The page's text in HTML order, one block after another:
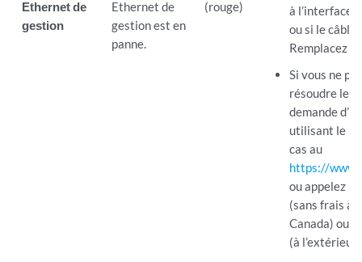
Ethernet de
gestion
Ethernet de
gestion est en
panne.
(rouge)
à l’interface
ou si le câble
Remplacez
Si vous ne
résoudre le
demande
utilisant le
cas au
https://
ou appelez
(sans frais
Canada) ou
(à l’extérieur